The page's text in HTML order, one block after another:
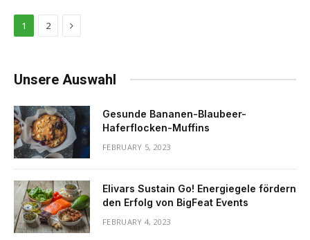
1 2 Next
Unsere Auswahl
Gesunde Bananen-Blaubeer-
Haferflocken-Muffins
FEBRUARY 5, 2023
Elivars Sustain Go! Energiegele fördern
den Erfolg von BigFeat Events
FEBRUARY 4, 2023